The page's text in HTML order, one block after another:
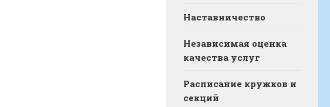
Наставничество
Независимая оценка
качества услуг
Расписание кружков и
секций